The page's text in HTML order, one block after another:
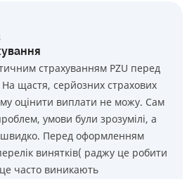
страхуванням PZU перед
щастя, серйозних страхових
оцінити виплати не можу. Сам
умови були зрозумілі, а
Перед оформленням
винятків( раджу це робити
часто виникають